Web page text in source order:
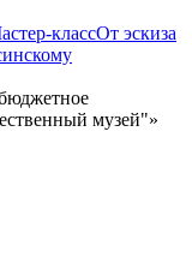
классОт эскиза
музей"»